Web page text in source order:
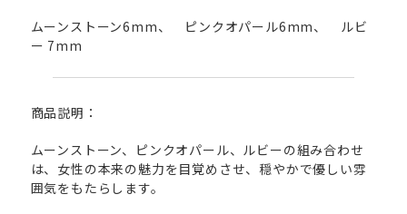
ムーンストーン6mm、 ピンクオパール6mm、 ルビ
ー 7mm
商品説明：
ムーンストーン、ピンクオパール、ルビーの組み合わせ
は、女性の本来の魅力を目覚めさせ、穏やかで優しい雰
囲気をもたらします。